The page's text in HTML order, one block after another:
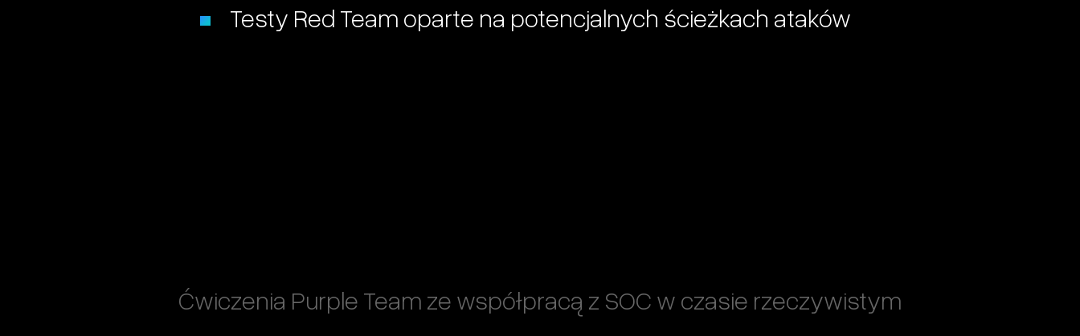
Testy Red Team oparte na potencjalnych ścieżkach ataków
Ćwiczenia Purple Team ze współpracą z SOC w czasie rzeczywistym